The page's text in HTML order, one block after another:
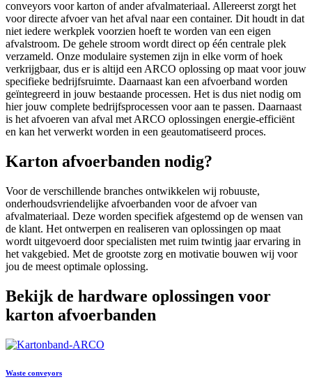
conveyors voor karton of ander afvalmateriaal. Allereerst zorgt het
voor directe afvoer van het afval naar een container. Dit houdt in dat
niet iedere werkplek voorzien hoeft te worden van een eigen
afvalstroom. De gehele stroom wordt direct op één centrale plek
verzameld. Onze modulaire systemen zijn in elke vorm of hoek
verkrijgbaar, dus er is altijd een ARCO oplossing op maat voor jouw
specifieke bedrijfsruimte. Daarnaast kan een afvoerband worden
geïntegreerd in jouw bestaande processen. Het is dus niet nodig om
hier jouw complete bedrijfsprocessen voor aan te passen. Daarnaast
is het afvoeren van afval met ARCO oplossingen energie-efficiënt
en kan het verwerkt worden in een geautomatiseerd proces.
Karton afvoerbanden nodig?
Voor de verschillende branches ontwikkelen wij robuuste,
onderhoudsvriendelijke afvoerbanden voor de afvoer van
afvalmateriaal. Deze worden specifiek afgestemd op de wensen van
de klant. Het ontwerpen en realiseren van oplossingen op maat
wordt uitgevoerd door specialisten met ruim twintig jaar ervaring in
het vakgebied. Met de grootste zorg en motivatie bouwen wij voor
jou de meest optimale oplossing.
Bekijk de hardware oplossingen voor
karton afvoerbanden
Waste conveyors